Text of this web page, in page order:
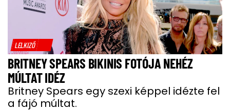
LELKIZŐ
BRITNEY SPEARS BIKINIS FOTÓJA NEHÉZ
MÚLTAT IDÉZ
Britney Spears egy szexi képpel idézte fel
a fájó múltat.